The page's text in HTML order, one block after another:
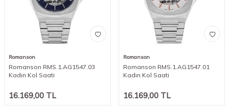
Romanson
Romanson RMS.1.AG1547.03
Kadın Kol Saati
16.169,00 TL
Romanson
Romanson RMS.1.AG1547.01
Kadın Kol Saati
16.169,00TL